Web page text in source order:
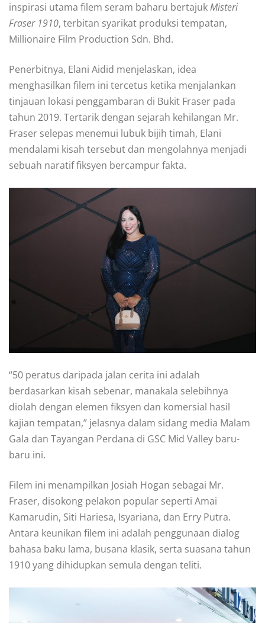
inspirasi utama filem seram baharu bertajukMisteri
Fraser 1910, terbitan syarikat produksi tempatan,
Millionaire Film Production Sdn. Bhd.
Penerbitnya, Elani Aidid menjelaskan, idea
menghasilkan filem ini tercetus ketika menjalankan
tinjauan lokasi penggambaran di Bukit Fraser pada
tahun 2019. Tertarik dengan sejarah kehilangan Mr.
Fraser selepas menemui lubuk bijih timah, Elani
mendalami kisah tersebut dan mengolahnya menjadi
sebuah naratif fiksyen bercampur fakta.
“50 peratus daripada jalan cerita ini adalah
berdasarkan kisah sebenar, manakala selebihnya
diolah dengan elemen fiksyen dan komersial hasil
kajian tempatan,” jelasnya dalam sidang media Malam
Gala dan Tayangan Perdana di GSC Mid Valley baru-
baru ini.
Filem ini menampilkan Josiah Hogan sebagai Mr.
Fraser, disokong pelakon popular seperti Amai
Kamarudin, Siti Hariesa, Isyariana, dan Erry Putra.
Antara keunikan filem ini adalah penggunaan dialog
bahasa baku lama, busana klasik, serta suasana tahun
1910 yang dihidupkan semula dengan teliti.